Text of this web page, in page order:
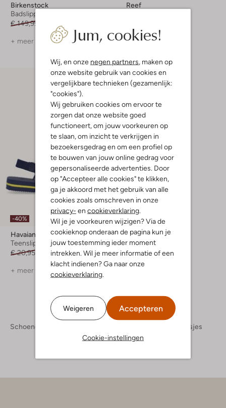
Jum, cookies!
Wij, en onze negen partners, maken op
onze website gebruik van cookies en
vergelijkbare technieken (gezamenlijk:
"cookies").
Wij gebruiken cookies om ervoor te
zorgen dat onze website goed
functioneert, om jouw voorkeuren op
te slaan, om inzicht te verkrijgen in
bezoekersgedrag en om een profiel op
te bouwen van jouw online gedrag voor
gepersonaliseerde advertenties. Door
op "Accepteer alle cookies" te klikken,
ga je akkoord met het gebruik van alle
cookies zoals omschreven in onze
privacy- en cookieverklaring.
Wil je je voorkeuren wijzigen? Via de
cookieknop onderaan de pagina kun je
jouw toestemming ieder moment
intrekken. Wil je meer informatie of een
klacht indienen? Ga naar onze
cookieverklaring.
Weigeren Accepteren
Cookie-instellingen
Birkenstock
Badslippers
€ 149,99
+ meer kleuren
Reef
+ meer kleuren
-40%
Havaianas
Teenslippers
€ 20,95
€ 12,99
+ meer kleuren
Schoenen Slippers Meisjes